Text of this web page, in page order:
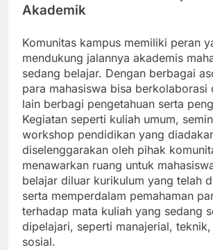
Akademik
Komunitas kampus memiliki peran
mendukung jalannya akademis
sedang belajar. Dengan berbagai
para mahasiswa bisa berkolaborasi
lain berbagi pengetahuan serta
Kegiatan seperti kuliah umum,
workshop pendidikan yang
diselenggarakan oleh pihak
menawarkan ruang untuk
belajar diluar kurikulum yang telah
serta memperdalam pemahaman
terhadap mata kuliah yang sedang
dipelajari, seperti manajerial,
sosial.